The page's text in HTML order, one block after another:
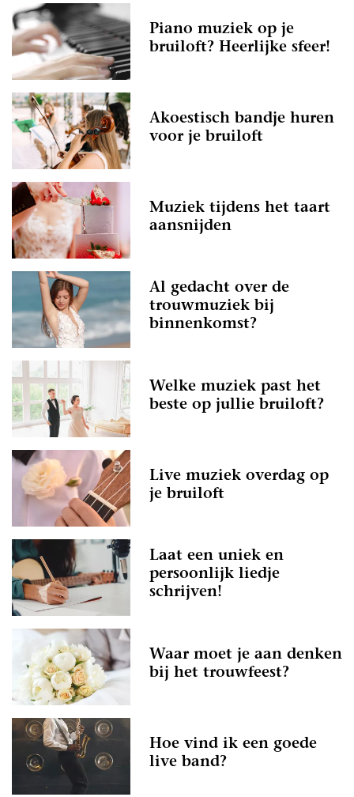
Piano muziek op je
bruiloft? Heerlijke sfeer!
Akoestisch bandje huren
voor je bruiloft
Muziek tijdens het taart
aansnijden
Al gedacht over de
trouwmuziek bij
binnenkomst?
Welke muziek past het
beste op jullie bruiloft?
Live muziek overdag op
je bruiloft
Laat een uniek en
persoonlijk liedje
schrijven!
Waar moet je aan denken
bij het trouwfeest?
Hoe vind ik een goede
live band?